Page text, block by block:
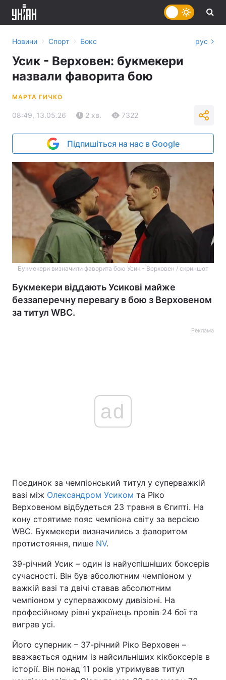
Головна Війна
Україна Політика
Економіка
Спорт Наука
Техно і зв'язок Лайт
Зброя Інциденти
Здоров'я
Цікавинки Погода
Екологія Регіони
Новини › Спорт › Бокс рус
Усик - Верховен: букмекери
назвали фаворита бою
МАРТА ГИЧКО
08:49, 13.05.26 2 хв. 7322
Підпишіться на нас в Google
Букмекери визначили фаворита бою Усик - Верховен / скриншот
Букмекери віддають Усикові майже
беззаперечну перевагу в бою з Верховеном
за титул WBC.
Реклама
ad
Поєдинок за чемпіонський титул у суперважкій
вазі між Олександром Усиком та Ріко
Верховеном відбудеться 23 травня в Єгипті. На
кону стоятиме пояс чемпіона світу за версією
WBC. Букмекери визначились з фаворитом
протистояння, пише NV.
39-річний Усик – один із найуспішніших боксерів
сучасності. Він був абсолютним чемпіоном у
важкій вазі та двічі ставав абсолютним
чемпіоном у суперважкому дивізіоні. На
професійному рівні українець провів 24 бої та
виграв усі.
Його суперник – 37-річний Ріко Верховен –
вважається одним із найсильніших кікбоксерів в
історії. Він понад 11 років утримував титул